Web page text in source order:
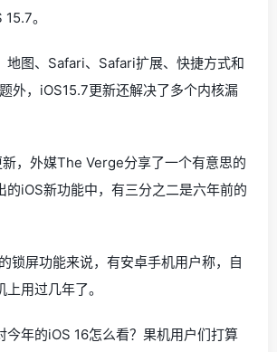
。
地图、Safari、Safari扩展、快捷方式和
外，iOS15.7更新还解决了多个内核漏
，外媒The Verge分享了一个有意思的
的iOS新功能中，有三分之二是六年前的
锁屏功能来说，有安卓手机用户称，自
用过几年了。
今年的iOS 16怎么看？果机用户们打算